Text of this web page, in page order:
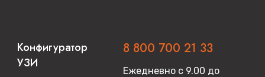
Конфигуратор
УЗИ
8 800 700 21 33
Ежедневно с 9.00 до